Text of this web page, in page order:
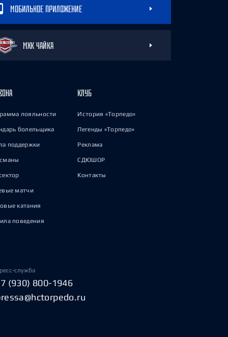
МОБИЛЬНОЕ ПРИЛОЖЕНИЕ
МХК ЧАЙКА
лояльности
болельщика
поддержки
матчи
катания
поведения
КЛУБ
История «Торпедо»
Легенды «Торпедо»
Реклама
СДЮШОР
Контакты
служба
(930) 800-1946